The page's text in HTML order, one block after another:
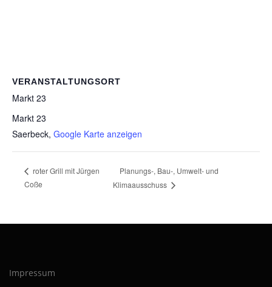
VERANSTALTUNGSORT
Markt 23
Markt 23
Saerbeck, Google Karte anzeigen
roter Grill mit Jürgen
Coße
Planungs-, Bau-, Umwelt- und
Klimaausschuss
Impressum